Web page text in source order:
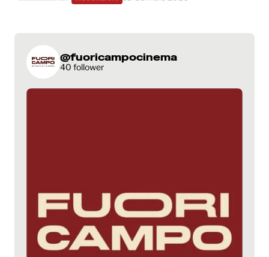
@fuoricampocinema
40 follower